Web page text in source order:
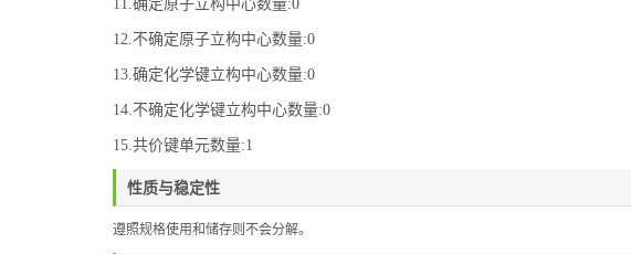
11.确定原子立构中心数量:0
12.不确定原子立构中心数量:0
13.确定化学键立构中心数量:0
14.不确定化学键立构中心数量:0
15.共价键单元数量:1
性质与稳定性
遵照规格使用和储存则不会分解。